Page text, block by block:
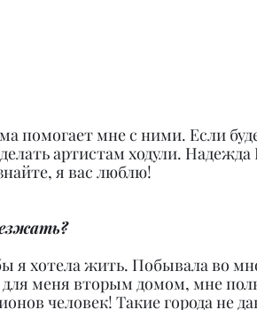
помогает мне с ними. Если
делать артистам ходули.
я вас люблю!
я хотела жить. Побывала во
для меня вторым домом, мне
человек! Такие города не